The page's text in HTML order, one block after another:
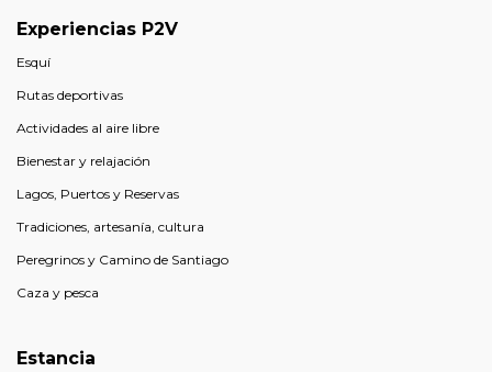
Experiencias P2V
Esquí
Rutas deportivas
Actividades al aire libre
Bienestar y relajación
Lagos, Puertos y Reservas
Tradiciones, artesanía, cultura
Peregrinos y Camino de Santiago
Caza y pesca
Estancia